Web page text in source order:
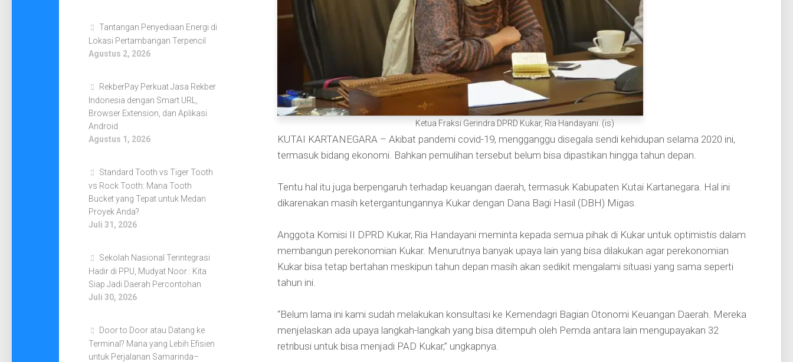
Ketua Fraksi Gerindra DPRD Kukar, Ria Handayani. (is)
KUTAI KARTANEGARA – Akibat pandemi covid-19, mengganggu disegala sendi kehidupan selama 2020 ini,
termasuk bidang ekonomi. Bahkan pemulihan tersebut belum bisa dipastikan hingga tahun depan.
Tentu hal itu juga berpengaruh terhadap keuangan daerah, termasuk Kabupaten Kutai Kartanegara. Hal ini
dikarenakan masih ketergantungannya Kukar dengan Dana Bagi Hasil (DBH) Migas.
Anggota Komisi II DPRD Kukar, Ria Handayani meminta kepada semua pihak di Kukar untuk optimistis dalam
membangun perekonomian Kukar. Menurutnya banyak upaya lain yang bisa dilakukan agar perekonomian
Kukar bisa tetap bertahan meskipun tahun depan masih akan sedikit mengalami situasi yang sama seperti
tahun ini.
“Belum lama ini kami sudah melakukan konsultasi ke Kemendagri Bagian Otonomi Keuangan Daerah. Mereka
menjelaskan ada upaya langkah-langkah yang bisa ditempuh oleh Pemda antara lain mengupayakan 32
retribusi untuk bisa menjadi PAD Kukar,” ungkapnya.
Tantangan Penyediaan Energi di
Lokasi Pertambangan Terpencil
Agustus 2, 2026
RekberPay Perkuat Jasa Rekber
Indonesia dengan Smart URL,
Browser Extension, dan Aplikasi
Android
Agustus 1, 2026
Standard Tooth vs Tiger Tooth
vs Rock Tooth: Mana Tooth
Bucket yang Tepat untuk Medan
Proyek Anda?
Juli 31, 2026
Sekolah Nasional Terintegrasi
Hadir di PPU, Mudyat Noor : Kita
Siap Jadi Daerah Percontohan
Juli 30, 2026
Door to Door atau Datang ke
Terminal? Mana yang Lebih Efisien
untuk Perjalanan Samarinda–